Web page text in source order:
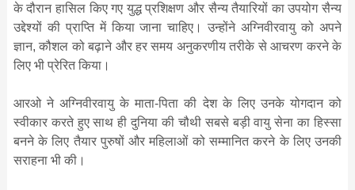
के दौरान हासिल किए गए युद्ध प्रशिक्षण और सैन्य तैयारियों का उपयोग सैन्य
उद्देश्यों की प्राप्ति में किया जाना चाहिए। उन्होंने अग्निवीरवायु को अपने
ज्ञान, कौशल को बढ़ाने और हर समय अनुकरणीय तरीके से आचरण करने के
लिए भी प्रेरित किया।
आरओ ने अग्निवीरवायु के माता-पिता की देश के लिए उनके योगदान को
स्वीकार करते हुए साथ ही दुनिया की चौथी सबसे बड़ी वायु सेना का हिस्सा
बनने के लिए तैयार पुरुषों और महिलाओं को सम्मानित करने के लिए उनकी
सराहना भी की।